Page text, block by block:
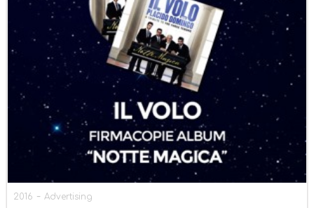
2016 - Advertising